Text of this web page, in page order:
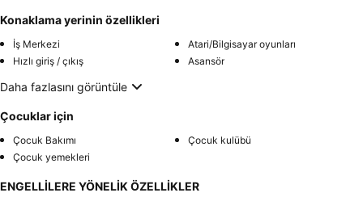
Konaklama yerinin özellikleri
İş Merkezi
Atari/Bilgisayar oyunları
Hızlı giriş / çıkış
Asansör
Daha fazlasını görüntüle
Çocuklar için
Çocuk Bakımı
Çocuk kulübü
Çocuk yemekleri
ENGELLİLERE YÖNELİK ÖZELLİKLER